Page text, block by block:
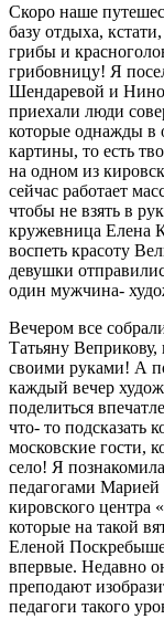
Скоро наше
базу отдыха,
грибы и
грибовницу! Я
Шендаревой и
приехали люди
которые однажды в
картины, то есть
на одном из
сейчас работает
чтобы не взять в
кружевница Елена
воспеть красоту
девушки
один мужчина-
Вечером все
Татьяну
своими руками! А
каждый вечер
поделиться
что- то подсказать
московские гости,
село! Я
педагогами
кировского центра
которые на такой
Еленой
впервые. Недавно
преподают
педагоги такого